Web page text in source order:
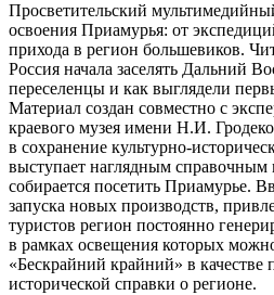
Просветительский
освоения Приамурья: от
прихода в регион большевиков.
Россия начала заселять Дальний
переселенцы и как выглядели
Материал создан совместно с
краевого музея имени Н.И.
в сохранение культурно-
выступает наглядным справочным
собирается посетить Приамурье.
запуска новых производств,
туристов регион постоянно
в рамках освещения которых
«Бескрайний крайний» в качестве
исторической справки о регионе.